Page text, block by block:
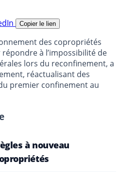
Copier le lien
des copropriétés
à l’impossibilité de
lors du reconfinement, a
réactualisant des
premier confinement au
à nouveau